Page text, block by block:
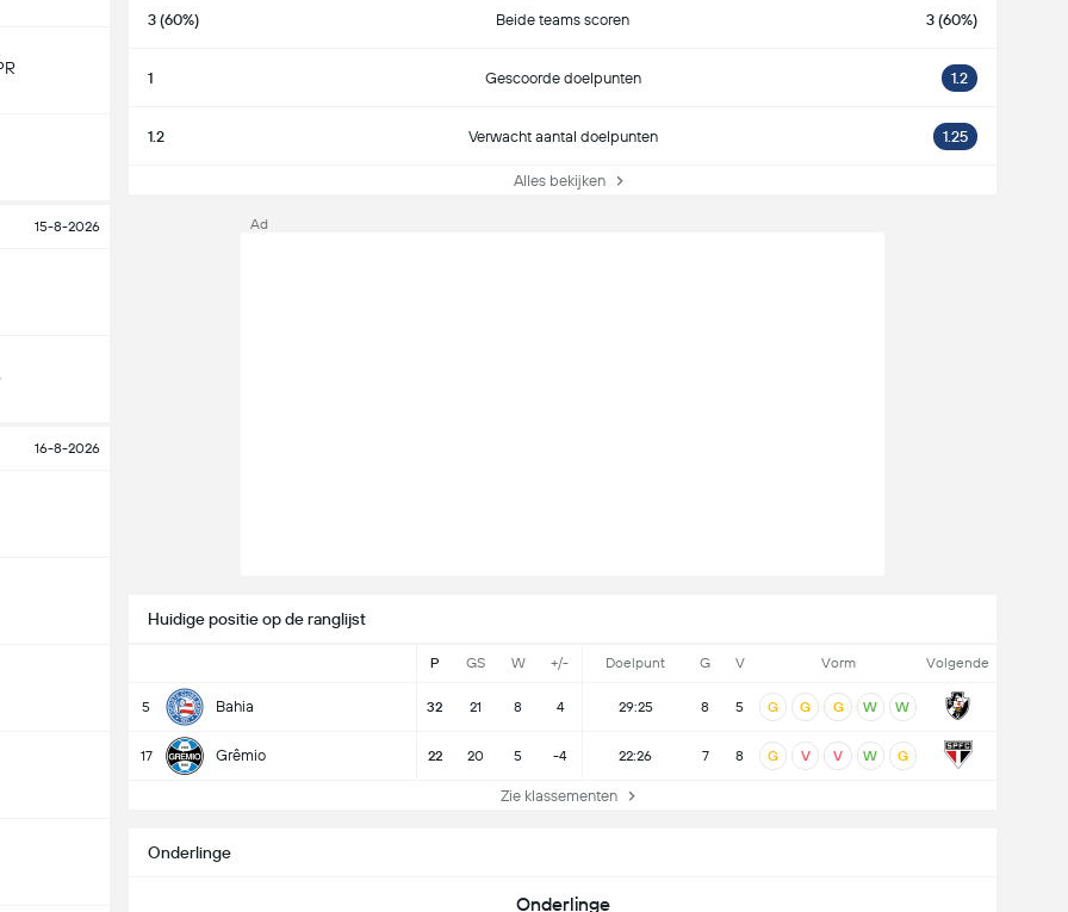
15-8-2026
16-8-2026
3 (60%) Beide teams scoren 3 (60%)
1 Gescoorde doelpunten 1.2
1.2 Verwacht aantal doelpunten 1.25
Alles bekijken
Huidige positie op de ranglijst
P GS W +/- Doelpunt G V Vorm Volgende
5 Bahia 32 21 8 4 29:25 8 5 G G G W W
17 Grêmio 22 20 5 -4 22:26 7 8 G V V W G
Zie klassementen
Onderlinge
Onderlinge
Ad